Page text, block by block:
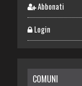
Abbonati
Login
COMUNI